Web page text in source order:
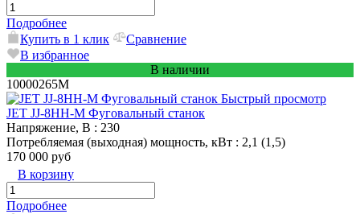
Подробнее
Купить в 1 клик
Сравнение
В избранное
В наличии
10000265M
Быстрый просмотр
JET JJ-8HH-M Фуговальный станок
Напряжение, В : 230
Потребляемая (выходная) мощность, кВт : 2,1 (1,5)
170 000 руб
В корзину
Подробнее